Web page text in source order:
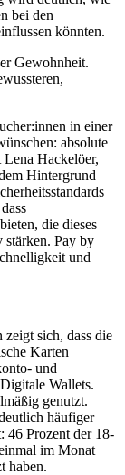
bei den
könnten.
Gewohnheit.
in einer
absolute
Lena Hackelöer,
Hintergrund
die dieses
stärken. Pay by
und
sich, dass die
Karten
und
Wallets.
genutzt.
häufiger
46 Prozent der 18-
im Monat
haben.